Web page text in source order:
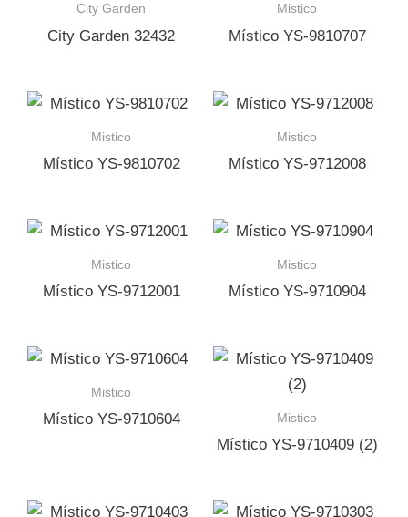
City Garden
City Garden 32432
Mistico
Místico YS-9810707
Mistico
Místico YS-9810702
Mistico
Místico YS-9712008
Mistico
Místico YS-9712001
Mistico
Místico YS-9710904
Mistico
Místico YS-9710604 Mistico
Místico YS-9710409 (2)